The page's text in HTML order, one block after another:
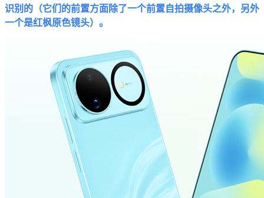
识别的（它们的前置方面除了一个前置自拍摄像头之外，另外
一个是红枫原色镜头）。